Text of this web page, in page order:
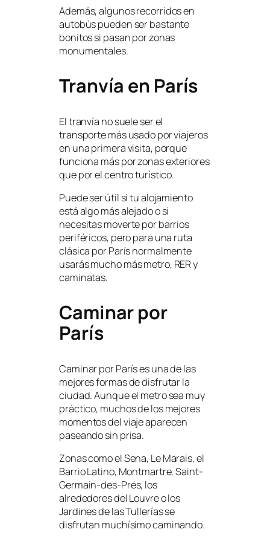
Además, algunos recorridos en
autobús pueden ser bastante
bonitos si pasan por zonas
monumentales.
Tranvía en París
El tranvía no suele ser el
transporte más usado por viajeros
en una primera visita, porque
funciona más por zonas exteriores
que por el centro turístico.
Puede ser útil si tu alojamiento
está algo más alejado o si
necesitas moverte por barrios
periféricos, pero para una ruta
clásica por París normalmente
usarás mucho más metro, RER y
caminatas.
Caminar por
París
Caminar por París es una de las
mejores formas de disfrutar la
ciudad. Aunque el metro sea muy
práctico, muchos de los mejores
momentos del viaje aparecen
paseando sin prisa.
Zonas como el Sena, Le Marais, el
Barrio Latino, Montmartre, Saint-
Germain-des-Prés, los
alrededores del Louvre o los
Jardines de las Tullerías se
disfrutan muchísimo caminando.